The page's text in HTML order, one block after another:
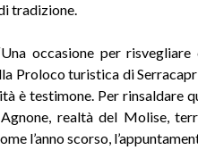
tradizione.
occasione per
Proloco turistica di
è testimone. Per rinsaldare
realtà del Molise,
l’anno scorso,